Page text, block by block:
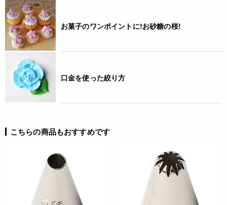
お菓子のワンポイントに!お砂糖の桜!
口金を使った絞り方
こちらの商品もおすすめです